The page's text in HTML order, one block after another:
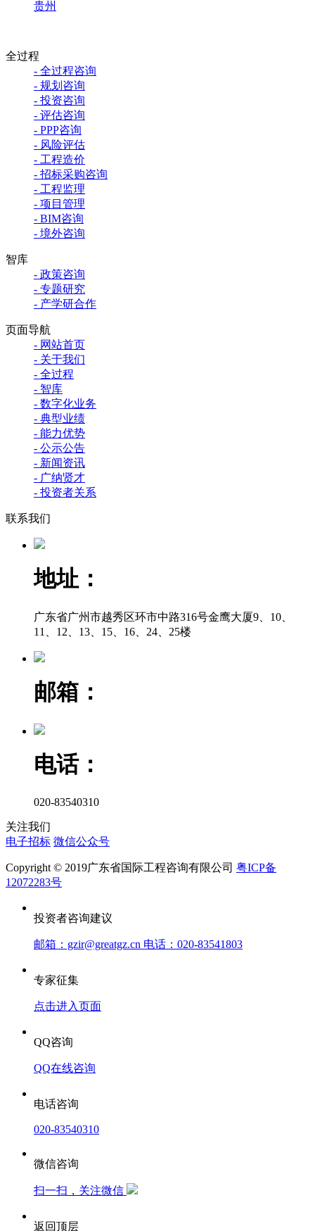
贵州
全过程
- 全过程咨询
- 规划咨询
- 投资咨询
- 评估咨询
- PPP咨询
- 风险评估
- 工程造价
- 招标采购咨询
- 工程监理
- 项目管理
- BIM咨询
- 境外咨询
智库
- 政策咨询
- 专题研究
- 产学研合作
页面导航
- 网站首页
- 关于我们
- 全过程
- 智库
- 数字化业务
- 典型业绩
- 能力优势
- 公示公告
- 新闻资讯
- 广纳贤才
- 投资者关系
联系我们
地址：
广东省广州市越秀区环市中路316号金鹰大厦9、10、
11、12、13、15、16、24、25楼
邮箱：
电话：
020-83540310
关注我们
电子招标 微信公众号
Copyright © 2019广东省国际工程咨询有限公司 粤ICP备
12072283号
投资者咨询建议
邮箱：gzir@greatgz.cn 电话：020-83541803
专家征集
点击进入页面
QQ咨询
QQ在线咨询
电话咨询
020-83540310
微信咨询
扫一扫，关注微信
返回顶层